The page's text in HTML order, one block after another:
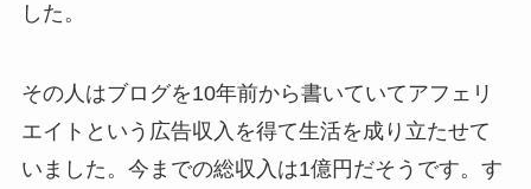
した。
その人はブログを10年前から書いていてアフェリ
エイトという広告収入を得て生活を成り立たせて
いました。今までの総収入は1億円だそうです。す